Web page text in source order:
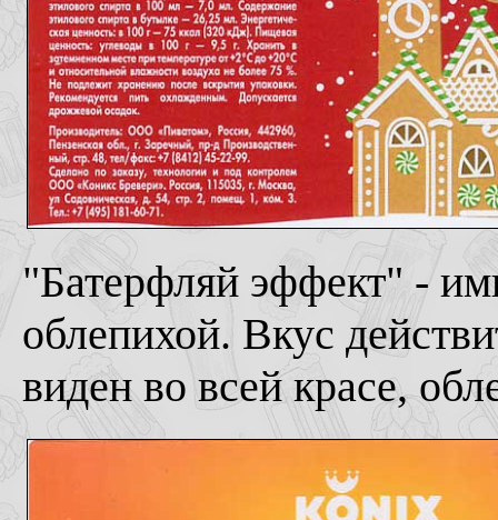
"Батерфляй эффект" -
облепихой. Вкус
виден во всей красе,